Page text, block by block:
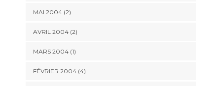
MAI 2004 (2)
AVRIL 2004 (2)
MARS 2004 (1)
FÉVRIER 2004 (4)